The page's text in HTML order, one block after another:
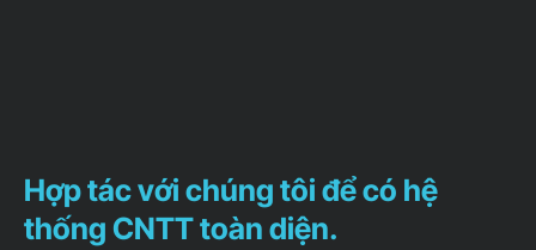
Hợp tác với chúng tôi để có hệ
thống CNTT toàn diện.